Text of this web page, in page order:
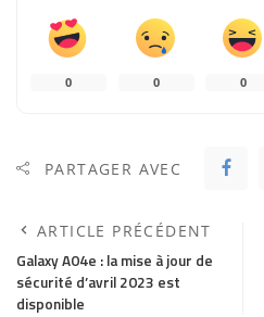
0 0 0
PARTAGER AVEC
ARTICLE PRÉCÉDENT
Galaxy A04e : la mise à jour de
sécurité d’avril 2023 est
disponible